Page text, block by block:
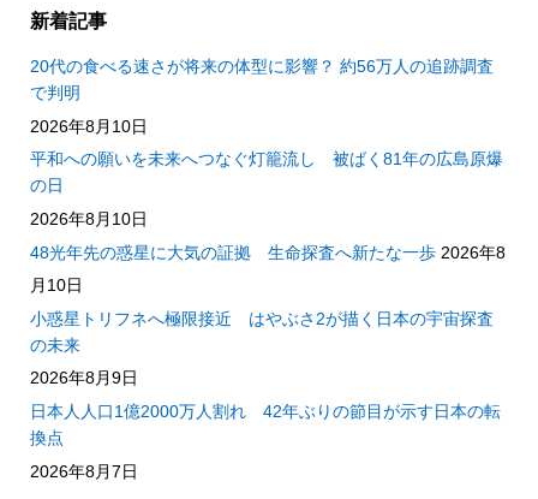
新着記事
20代の食べる速さが将来の体型に影響？ 約56万人の追跡調査
で判明
2026年8月10日
平和への願いを未来へつなぐ灯籠流し 被ばく81年の広島原爆
の日
2026年8月10日
48光年先の惑星に大気の証拠 生命探査へ新たな一歩 2026年8
月10日
小惑星トリフネへ極限接近 はやぶさ2が描く日本の宇宙探査
の未来
2026年8月9日
日本人人口1億2000万人割れ 42年ぶりの節目が示す日本の転
換点
2026年8月7日